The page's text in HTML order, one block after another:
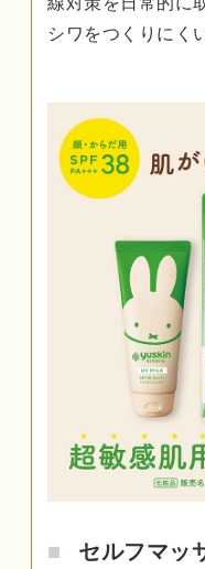
シワをつくりにく
セルフマッ